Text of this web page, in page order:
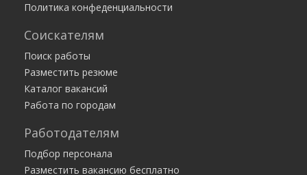
80 000 — 120 000 руб.
ПРОСТОР
Политика конфеденциальности
Соискателям
Поиск работы
Разместить резюме
Каталог вакансий
Работа по городам
Работодателям
Подбор персонала
Разместить вакансию бесплатно